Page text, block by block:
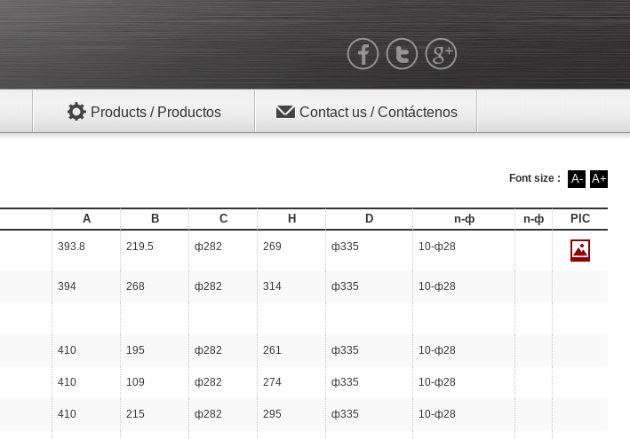
Products / Productos Contact us / Contáctenos
Font size : A- A+
A B C H D n-ф n-ф PIC
393.8 219.5 ф282 269 ф335 10-ф28
394 268 ф282 314 ф335 10-ф28
410 195 ф282 261 ф335 10-ф28
410 109 ф282 274 ф335 10-ф28
410 215 ф282 295 ф335 10-ф28